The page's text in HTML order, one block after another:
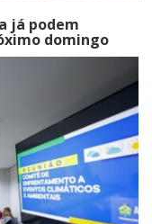
já podem
domingo